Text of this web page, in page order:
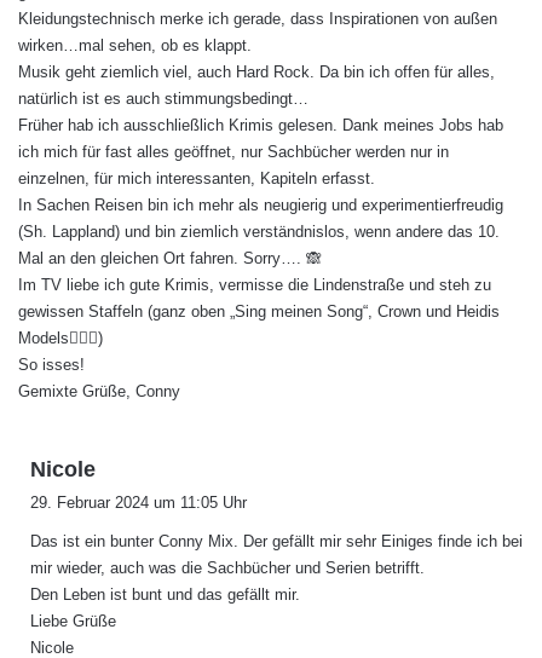
Kleidungstechnisch merke ich gerade, dass Inspirationen von außen
wirken…mal sehen, ob es klappt.
Musik geht ziemlich viel, auch Hard Rock. Da bin ich offen für alles,
natürlich ist es auch stimmungsbedingt…
Früher hab ich ausschließlich Krimis gelesen. Dank meines Jobs hab
ich mich für fast alles geöffnet, nur Sachbücher werden nur in
einzelnen, für mich interessanten, Kapiteln erfasst.
In Sachen Reisen bin ich mehr als neugierig und experimentierfreudig
(Sh. Lappland) und bin ziemlich verständnislos, wenn andere das 10.
Mal an den gleichen Ort fahren. Sorry…. 🙈
Im TV liebe ich gute Krimis, vermisse die Lindenstraße und steh zu
gewissen Staffeln (ganz oben „Sing meinen Song“, Crown und Heidis
Models🤷🏼‍♀️)
So isses!
Gemixte Grüße, Conny
Nicole
t
:
29. Februar 2024 um 11:05 Uhr
Das ist ein bunter Conny Mix. Der gefällt mir sehr Einiges finde ich bei
mir wieder, auch was die Sachbücher und Serien betrifft.
Den Leben ist bunt und das gefällt mir.
Liebe Grüße
Nicole